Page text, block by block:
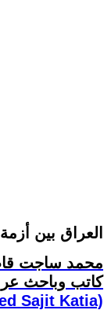
العراق بين
محمد ساجت
كاتب وباحث
Sajit Katia)